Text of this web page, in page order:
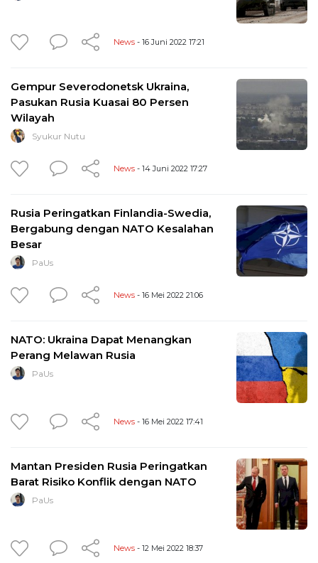
News - 16 Juni 2022 17:21
Gempur Severodonetsk Ukraina,
Pasukan Rusia Kuasai 80 Persen
Wilayah
Syukur Nutu
News - 14 Juni 2022 17:27
Rusia Peringatkan Finlandia-Swedia,
Bergabung dengan NATO Kesalahan
Besar
PaUs
News - 16 Mei 2022 21:06
NATO: Ukraina Dapat Menangkan
Perang Melawan Rusia
PaUs
News - 16 Mei 2022 17:41
Mantan Presiden Rusia Peringatkan
Barat Risiko Konflik dengan NATO
PaUs
News - 12 Mei 2022 18:37